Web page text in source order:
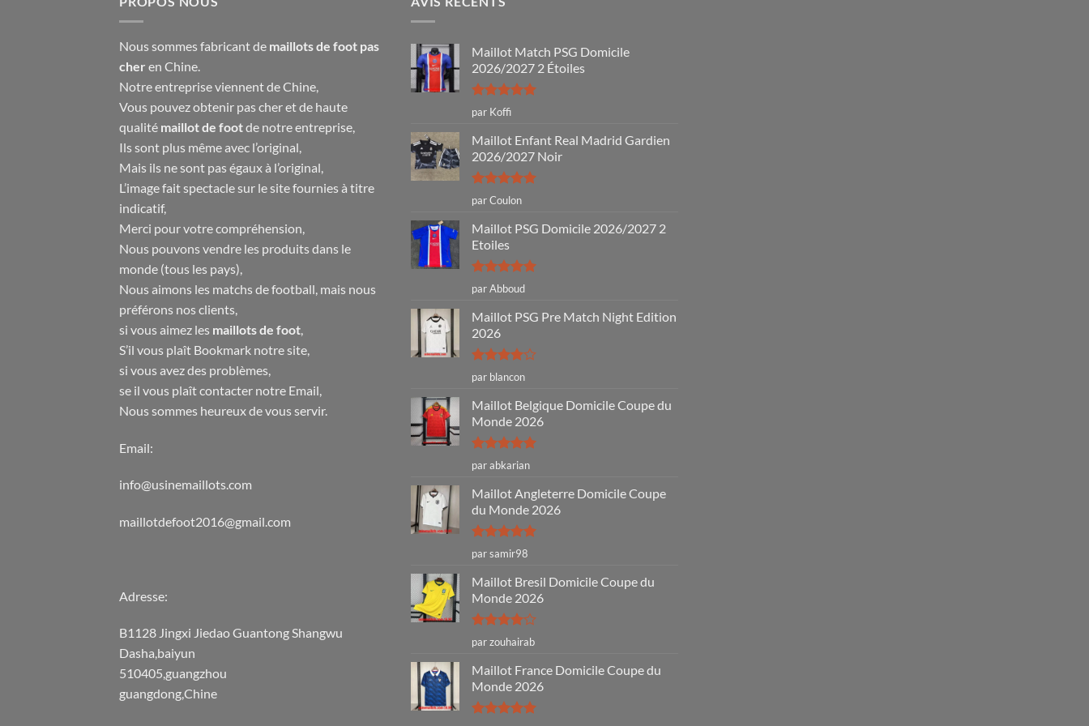
Nous sommes fabricant de maillots de foot pas
cher en Chine.
Notre entreprise viennent de Chine,
Vous pouvez obtenir pas cher et de haute
qualité maillot de footde notre entreprise,
Ils sont plus même avec l’original,
Mais ils ne sont pas égaux à l’original,
L’image fait spectacle sur le site fournies à titre
indicatif,
Merci pour votre compréhension,
Nous pouvons vendre les produits dans le
monde (tous les pays),
Nous aimons les matchs de football, mais nous
préférons nos clients,
si vous aimez les maillots de foot
S’il vous plaît Bookmark notre site,
si vous avez des problèmes,
se il vous plaît contacter notre Email,
Nous sommes heureux de vous servir.
Email:
info@usinemaillots.com
maillotdefoot2016@gmail.com
Adresse:
B1128 Jingxi Jiedao Guantong Shangwu
Dasha,baiyun
510405,guangzhou
guangdong,Chine
Maillot Match PSG Domicile
2026/2027 2 Étoiles
Note5sur
5
par Koffi
Maillot Enfant Real Madrid Gardien
2026/2027 Noir
Note5sur
5
par Coulon
Maillot PSG Domicile 2026/2027 2
Etoiles
Note5sur
5
par Abboud
Maillot PSG Pre Match Night Edition
2026
Note4
sur 5
par blancon
Maillot Belgique Domicile Coupe du
Monde 2026
Note5sur
5
par abkarian
Maillot Angleterre Domicile Coupe
du Monde 2026
Note5sur
5
par samir98
Maillot Bresil Domicile Coupe du
Monde 2026
Note4
sur 5
par zouhairab
Maillot France Domicile Coupe du
Monde 2026